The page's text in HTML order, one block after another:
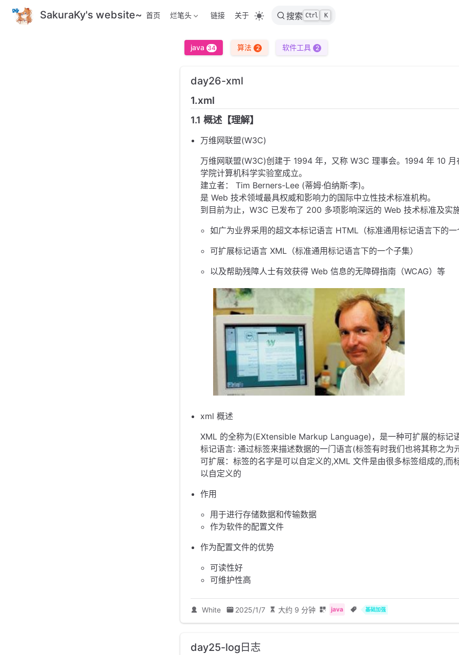
跳
至
SakuraKy's website~ 首页 烂笔头 链接 关于 搜索 Ctrl K
java 34 算法 2 软件工具 2
day26-xml
1.xml
1.1 概述【理解】
万维网联盟(W3C)
万维网联盟(W3C)创建于 1994 年，又称 W3C 理事会。1994 年 10 月
学院计算机科学实验室成立。
建立者： Tim Berners-Lee (蒂姆·伯纳斯·李)。
是 Web 技术领域最具权威和影响力的国际中立性技术标准机构。
到目前为止，W3C 已发布了 200 多项影响深远的 Web 技术标准及实
如广为业界采用的超文本标记语言 HTML（标准通用标记语言下的
可扩展标记语言 XML（标准通用标记语言下的一个子集）
以及帮助残障人士有效获得 Web 信息的无障碍指南（WCAG）等
xml 概述
XML 的全称为(EXtensible Markup Language)，是一种可扩展的标记
标记语言: 通过标签来描述数据的一门语言(标签有时我们也将其称之为
可扩展：标签的名字是可以自定义的,XML 文件是由很多标签组成的,而
以自定义的
作用
用于进行存储数据和传输数据
作为软件的配置文件
作为配置文件的优势
可读性好
可维护性高
White 2025/1/7 大约 9 分钟 java 基础加强
day25-log日志